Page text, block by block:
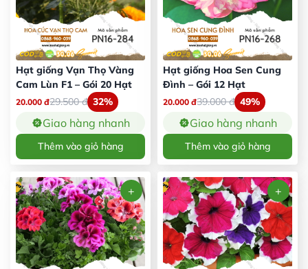
Hạt giống Vạn Thọ Vàng
Cam Lùn F1 – Gói 20 Hạt
20.000 đ29.500đ 32%
Giao hàng nhanh
Thêm vào giỏ hàng
Hạt giống Hoa Sen Cung
Đình – Gói 12 Hạt
20.000 đ39.000đ 49%
Giao hàng nhanh
Thêm vào giỏ hàng